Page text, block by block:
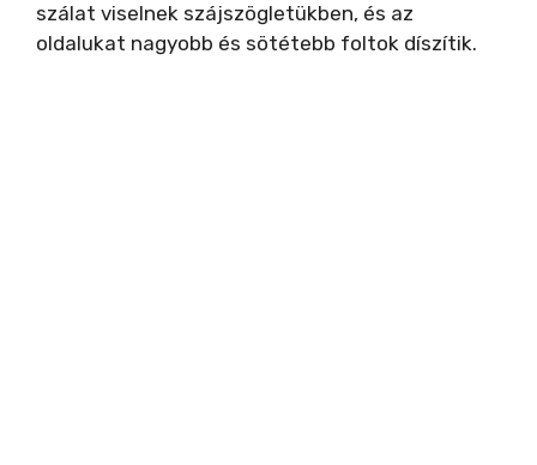
szálat viselnek szájszögletükben, és az
oldalukat nagyobb és sötétebb foltok díszítik.